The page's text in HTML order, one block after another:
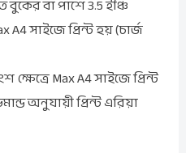
বুকের বা পাশে 3.5 ইঞ্চি
A4 সাইজে প্রিন্ট হয় (চার্জ
ক্ষেত্রে Max A4 সাইজে প্রিন্ট
অনুযায়ী প্রিন্ট এরিয়া